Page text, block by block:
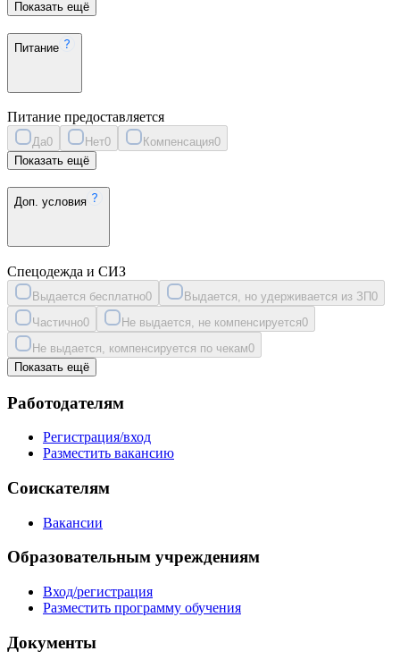
Показать ещё
Питание
Питание предоставляется
Да0 Нет0 Компенсация0
Показать ещё
Доп. условия
Спецодежда и СИЗ
Выдается бесплатно0 Выдается, но удерживается из ЗП0
Частично0 Не выдается, не компенсируется0
Не выдается, компенсируется по чекам0
Показать ещё
Работодателям
Регистрация/вход
Разместить вакансию
Соискателям
Вакансии
Образовательным учреждениям
Вход/регистрация
Разместить программу обучения
Документы